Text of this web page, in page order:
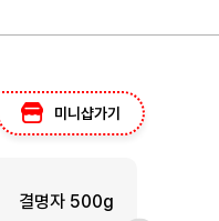
미니샵가기
결명자 500g